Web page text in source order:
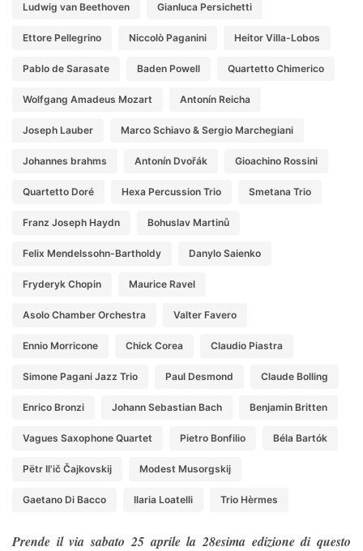
Ludwig van Beethoven Gianluca Persichetti
Ettore Pellegrino Niccolò Paganini Heitor Villa-Lobos
Pablo de Sarasate Baden Powell Quartetto Chimerico
Wolfgang Amadeus Mozart Antonín Reicha
Joseph Lauber Marco Schiavo & Sergio Marchegiani
Johannes brahms Antonín Dvořák Gioachino Rossini
Quartetto Doré Hexa Percussion Trio Smetana Trio
Franz Joseph Haydn Bohuslav Martinů
Felix Mendelssohn-Bartholdy Danylo Saienko
Fryderyk Chopin Maurice Ravel
Asolo Chamber Orchestra Valter Favero
Ennio Morricone Chick Corea Claudio Piastra
Simone Pagani Jazz Trio Paul Desmond Claude Bolling
Enrico Bronzi Johann Sebastian Bach Benjamin Britten
Vagues Saxophone Quartet Pietro Bonfilio Béla Bartók
Pëtr Il'ič Čajkovskij Modest Musorgskij
Gaetano Di Bacco Ilaria Loatelli Trio Hèrmes
Prende il via sabato 25 aprile la 28esima edizione di questo